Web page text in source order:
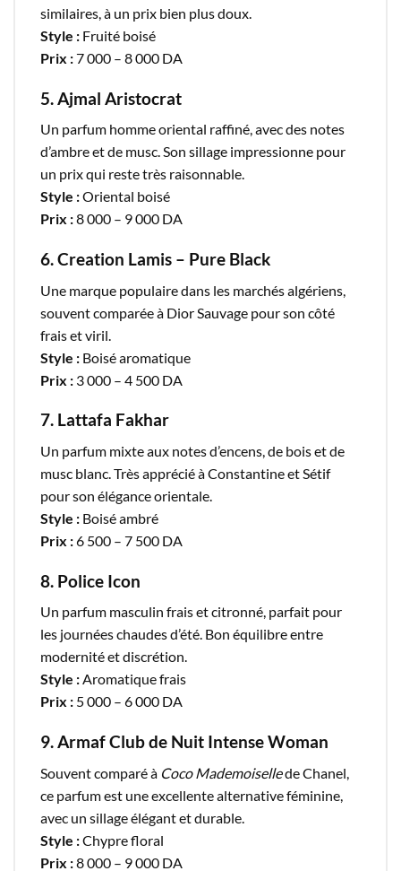
similaires, à un prix bien plus doux.
Style : Fruité boisé
Prix :7 000 – 8 000 DA
5. Ajmal Aristocrat
Un parfum homme oriental raffiné, avec des notes
d’ambre et de musc. Son sillage impressionne pour
un prix qui reste très raisonnable.
Style :Oriental boisé
Prix :8 000 – 9 000 DA
6. Creation Lamis – Pure Black
Une marque populaire dans les marchés algériens,
souvent comparée à Dior Sauvage pour son côté
frais et viril.
Style : Boisé aromatique
Prix : 3 000 – 4 500 DA
7. Lattafa Fakhar
Un parfum mixte aux notes d’encens, de bois et de
musc blanc. Très apprécié à Constantine et Sétif
pour son élégance orientale.
Style : Boisé ambré
Prix :6 500 – 7 500 DA
8. Police Icon
Un parfum masculin frais et citronné, parfait pour
les journées chaudes d’été. Bon équilibre entre
modernité et discrétion.
Style :Aromatique frais
Prix : 5 000 – 6 000 DA
9. Armaf Club de Nuit Intense Woman
Souvent comparé à Coco Mademoisellede Chanel,
ce parfum est une excellente alternative féminine,
avec un sillage élégant et durable.
Style :Chypre floral
Prix :8 000 – 9 000 DA